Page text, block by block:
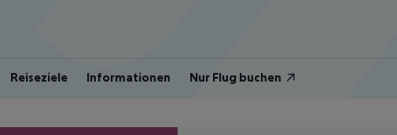
Reiseziele Informationen Nur Flug buchen